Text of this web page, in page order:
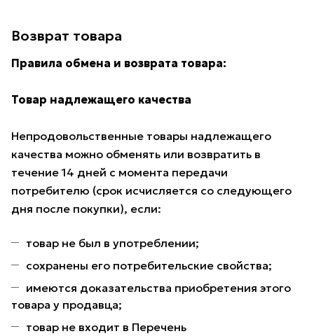
Возврат товара
Правила обмена и возврата товара:
Товар надлежащего качества
Непродовольственные товары надлежащего
качества можно обменять или возвратить в
течение 14 дней с момента передачи
потребителю (срок исчисляется со следующего
дня после покупки), если:
товар не был в употреблении;
сохранены его потребительские свойства;
имеются доказательства приобретения этого
товара у продавца;
товар не входит в Перечень